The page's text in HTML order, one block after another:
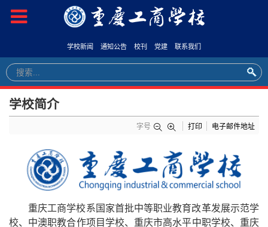
学校新闻 通知公告 校刊 党建 联系我们
学校简介
字号 打印 电子邮件地址
重庆工商学校系国家首批中等职业教育改革发展示范学
校、中澳职教合作项目学校、重庆市高水平中职学校、重庆